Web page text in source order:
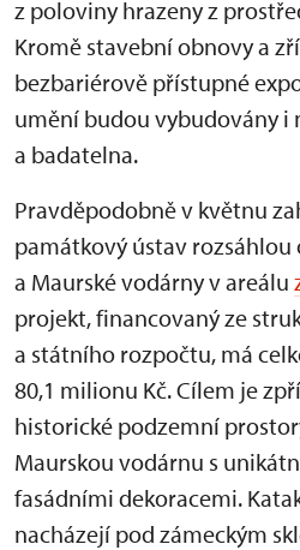
z poloviny hrazeny z
Kromě stavební obnovy a
bezbariérově přístupné
umění budou vybudovány i
a badatelna.
Pravděpodobně v květnu
památkový ústav
a Maurské vodárny v areálu
projekt, financovaný ze
a státního rozpočtu, má
80,1 milionu Kč. Cílem je
historické podzemní
Maurskou vodárnu s
fasádními dekoracemi.
nacházejí pod zámeckým